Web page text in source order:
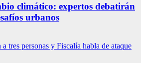
climático: expertos debatirán
urbanos